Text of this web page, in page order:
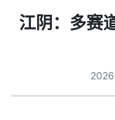
江阴：多赛